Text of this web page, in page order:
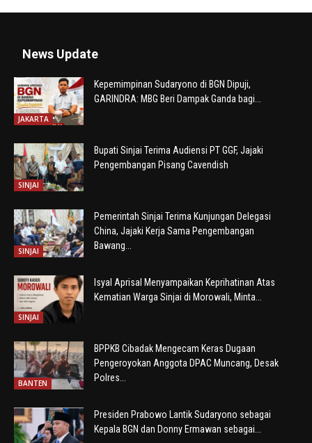
News Update
JAKARTA
Kepemimpinan Sudaryono di BGN Dipuji,
GARINDRA: MBG Beri Dampak Ganda bagi...
SINJAI
Bupati Sinjai Terima Audiensi PT GGF, Jajaki
Pengembangan Pisang Cavendish
SINJAI
Pemerintah Sinjai Terima Kunjungan Delegasi
China, Jajaki Kerja Sama Pengembangan
Bawang...
SINJAI
Isyal Aprisal Menyampaikan Keprihatinan Atas
Kematian Warga Sinjai di Morowali, Minta...
BANTEN
BPPKB Cibadak Mengecam Keras Dugaan
Pengeroyokan Anggota DPAC Muncang, Desak
Polres...
Presiden Prabowo Lantik Sudaryono sebagai
Kepala BGN dan Donny Ermawan sebagai...